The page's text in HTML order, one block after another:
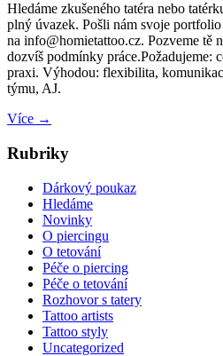
Hledáme zkušeného tatéra nebo
plný úvazek. Pošli nám svoje
na info@homietattoo.cz. Pozveme tě
dozvíš podmínky práce.Požadujeme:
praxi. Výhodou: flexibilita,
týmu, AJ.
Více →
Rubriky
Dárkový poukaz
Hledáme
Novinky
O piercingu
O tetování
Péče o piercing
Péče o tetování
Rozhovor s tatery
Tattoo artists
Tattoo styly
Uncategorized